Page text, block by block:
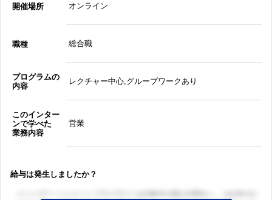
開催場所 オンライン
職種 総合職
プログラムの
内容
レクチャー中心,グループワークあり
このインター
ンで学べた
業務内容
営業
給与は発生しましたか？